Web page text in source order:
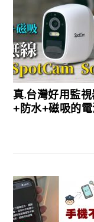
真.台灣好用監
+防水+磁吸的